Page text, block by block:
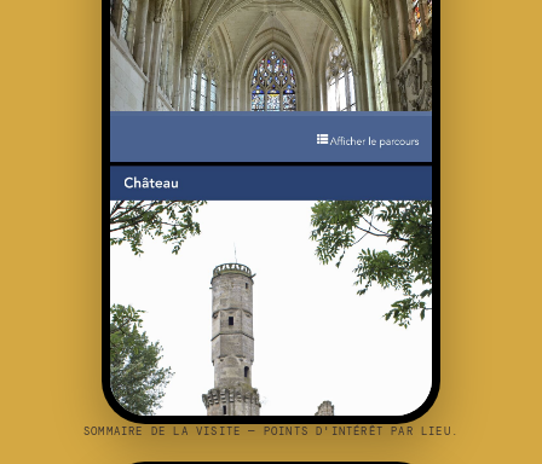
SOMMAIRE DE LA VISITE — POINTS D'INTÉRÊT PAR LIEU.